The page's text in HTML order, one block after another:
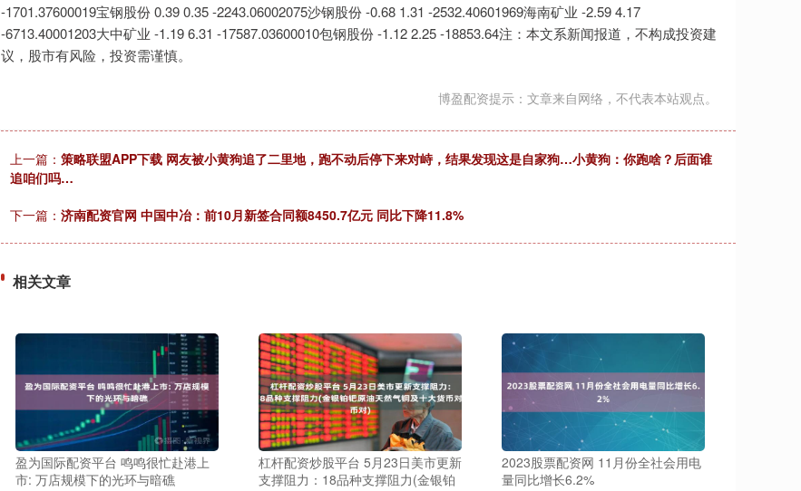
-1701.37600019宝钢股份 0.39 0.35 -2243.06002075沙钢股份 -0.68 1.31 -2532.40601969海南矿业 -2.59 4.17
-6713.40001203大中矿业 -1.19 6.31 -17587.03600010包钢股份 -1.12 2.25 -18853.64注：本文系新闻报道，不构成投资建
议，股市有风险，投资需谨慎。
博盈配资提示：文章来自网络，不代表本站观点。
上一篇： 策略联盟APP下载 网友被小黄狗追了二里地，跑不动后停下来对峙，结果发现这是自家狗…小黄狗：你跑啥？后面谁
追咱们吗…
下一篇： 济南配资官网 中国中冶：前10月新签合同额8450.7亿元 同比下降11.8%
相关文章
盈为国际配资平台 鸣鸣很忙赴港上
市: 万店规模下的光环与暗礁
杠杆配资炒股平台 5月23日美市更新
支撑阻力：18品种支撑阻力(金银铂
2023股票配资网 11月份全社会用电
量同比增长6.2%